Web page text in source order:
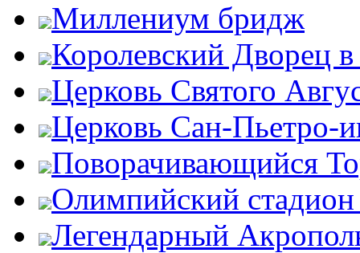
Миллениум бридж
Королевский Дворец
Церковь Святого
Церковь Сан-Пьетро-
Поворачивающийся
Олимпийский
Легендарный